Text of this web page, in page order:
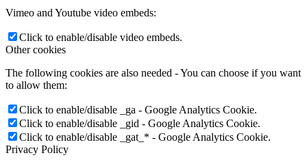
Vimeo and Youtube video embeds:
Click to enable/disable video embeds.
Other cookies
The following cookies are also needed - You can choose if you want
to allow them:
Click to enable/disable _ga - Google Analytics Cookie.
Click to enable/disable _gid - Google Analytics Cookie.
Click to enable/disable _gat_* - Google Analytics Cookie.
Privacy Policy